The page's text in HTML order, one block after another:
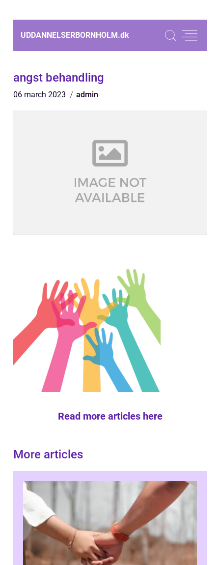
UDDANNELSERBORNHOLM.dk
angst behandling
06 march 2023 admin
Read more articles here
More articles